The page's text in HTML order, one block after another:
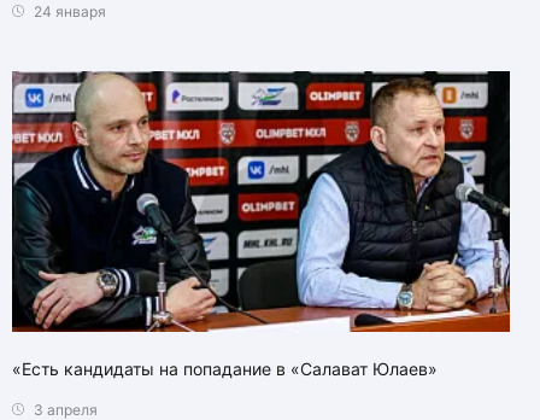
24 января
«Есть кандидаты на попадание в «Салават Юлаев»
3 апреля